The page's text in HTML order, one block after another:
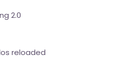
2.0
reloaded